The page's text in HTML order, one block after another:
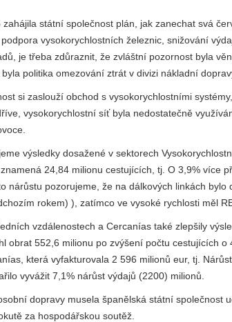
zahájila státní společnost plán, jak zanechat svá
vysokorychlostních železnic, snižování
je třeba zdůraznit, že zvláštní pozornost byla
politika omezování ztrát v divizi nákladní
si zaslouží obchod s vysokorychlostními
vysokorychlostní síť byla nedostatečně
výsledky dosažené v sektorech
24,84 milionu cestujících, tj. O 3,9% více
nárůstu pozorujeme, že na dálkových linkách
rokem) ), zatímco ve vysoké rychlosti měl
vzdálenostech a Cercanías také zlepšily
obrat 552,6 milionu po zvýšení počtu cestujících o
která vyfakturovala 2 596 milionů eur, tj.
vyvážit 7,1% nárůst výdajů (2200) milionů.
dopravy musela španělská státní společnost
za hospodářskou soutěž.